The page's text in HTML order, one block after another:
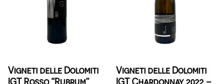
Vigneti delle Dolomiti
IGT Rosso “Rubrum”
Vigneti delle Dolomiti
IGT Chardonnay 2022 –